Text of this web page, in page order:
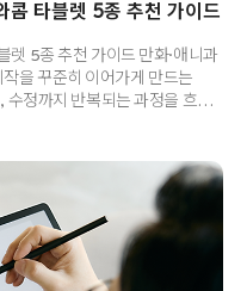
콤 타블렛 5종 추천 가이드
렛 5종 추천 가이드 만화·애니과
을 꾸준히 이어가게 만드는
수정까지 반복되는 과정을 흐름
로 중형 / 와콤 신티크 16 / 와콤
크패드 11을 기준으로
터 각 제품별 특장점에 대해
기준 입시 준비 단계에서는
지 기..